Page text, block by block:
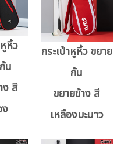
หิ้ว
น
ง สี
ง
กระเป๋าหูหิ้ว ขยาย
ก้น
ขยายข้าง สี
เหลืองมะนาว